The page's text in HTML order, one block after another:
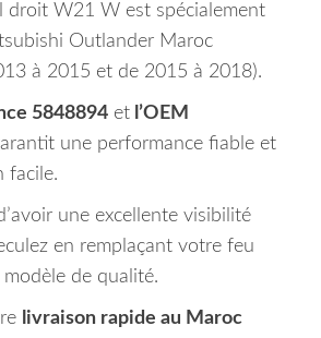
droit W21 W est spécialement
Outlander Maroc
à 2015 et de 2015 à 2018).
5848894 et l’OEM
une performance fiable et
facile.
une excellente visibilité
en remplaçant votre feu
de qualité.
livraison rapide au Maroc